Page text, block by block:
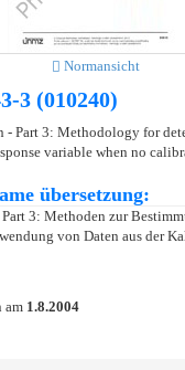
Normansicht
3 (010240)
Part 3: Methodology for
variable when no
übersetzung:
3: Methoden zur
von Daten aus der
am 1.8.2004